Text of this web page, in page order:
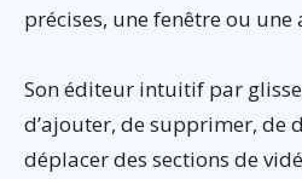
précises, une fenêtre ou
Son éditeur intuitif par
d’ajouter, de supprimer, de
déplacer des sections de